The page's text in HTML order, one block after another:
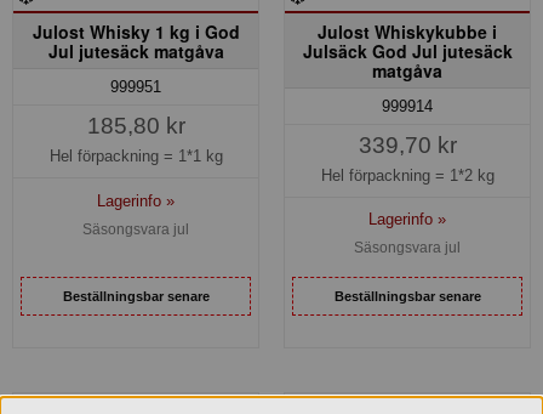
Julost Whisky 1 kg i God
Jul jutesäck matgåva
999951
185,80 kr
Hel förpackning = 1*1 kg
Lagerinfo »
Säsongsvara jul
Beställningsbar senare
Julost Whiskykubbe i
Julsäck God Jul jutesäck
matgåva
999914
339,70 kr
Hel förpackning = 1*2 kg
Lagerinfo »
Säsongsvara jul
Beställningsbar senare